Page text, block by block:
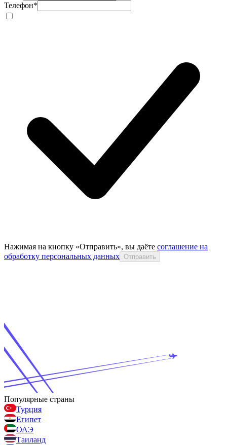
Телефон*
Нажимая на кнопку «Отправить», вы даёте соглашение на
обработку персональных данных Отправить
Популярные страны
Турция
Египет
ОАЭ
Таиланд